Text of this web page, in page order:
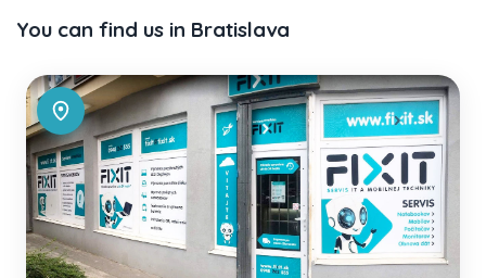
You can find us in Bratislava